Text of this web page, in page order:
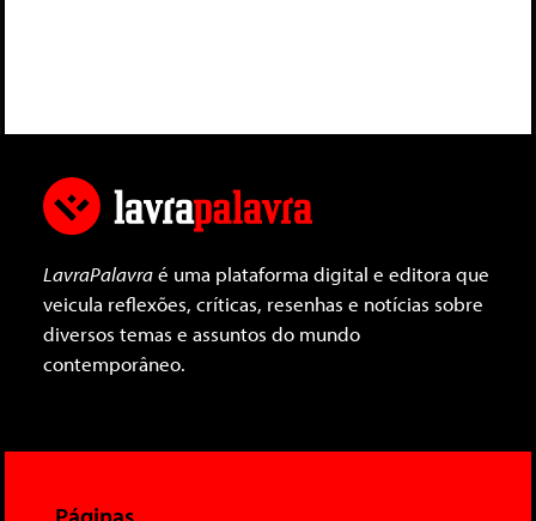
LavraPalavraé uma plataforma digital e editora que
veicula reflexões, críticas, resenhas e notícias sobre
diversos temas e assuntos do mundo
contemporâneo.